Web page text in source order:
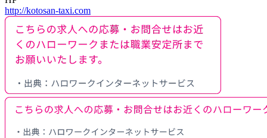
http://kotosan-taxi.com